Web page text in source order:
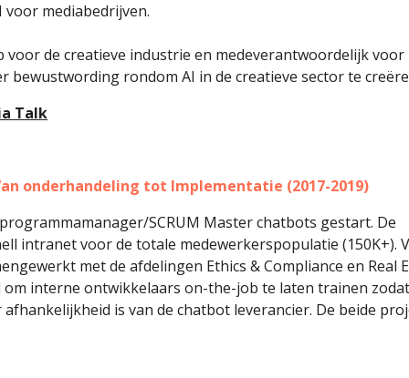
mediabedrijven.
voor de creatieve industrie en medeverantwoordelijk voor
bewustwording rondom AI in de creatieve sector te
Talk
onderhandeling tot Implementatie (2017-2019)
SCRUM Master chatbots gestart. De
intranet voor de totale medewerkerspopulatie (150K+).
met de afdelingen Ethics & Compliance en Real
om interne ontwikkelaars on-the-job te laten trainen
is van de chatbot leverancier. De beide